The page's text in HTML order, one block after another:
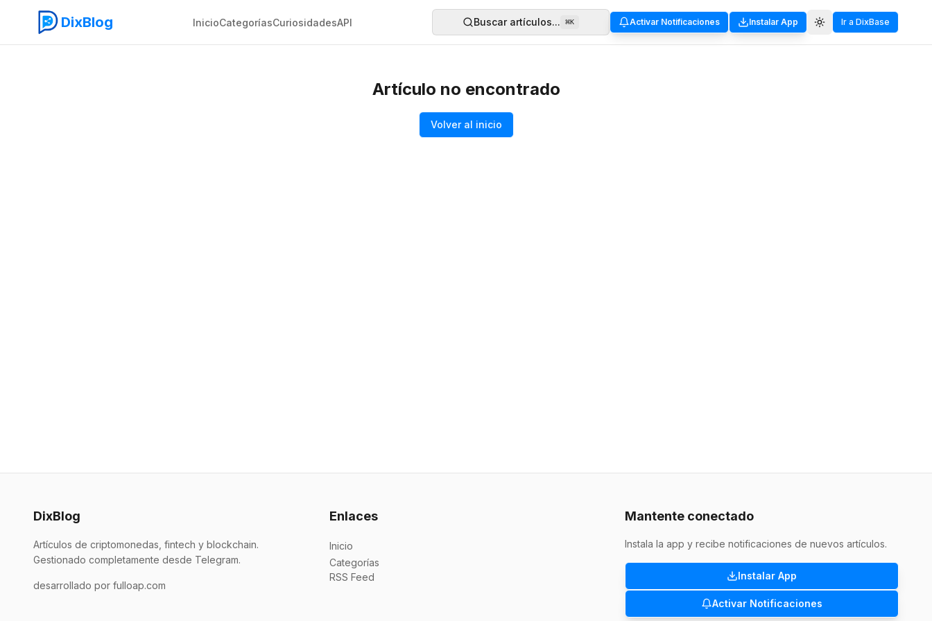
DixBlog InicioCategoríasCuriosidadesAPI Buscar artículos... ⌘K Activar Notificaciones Instalar App Ir a DixBase
Artículo no encontrado
Volver al inicio
DixBlog
Artículos de criptomonedas, fintech y blockchain.
Gestionado completamente desde Telegram.
desarrollado por fulloap.com
Enlaces
Inicio
Categorías
RSS Feed
Mantente conectado
Instala la app y recibe notificaciones de nuevos artículos.
Instalar App
Activar Notificaciones